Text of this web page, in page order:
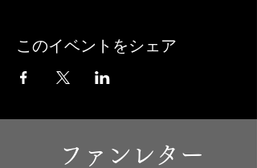
このイベントをシェア
ファンレター